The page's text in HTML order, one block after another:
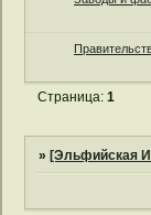
Страница:1
» [Эльфийская